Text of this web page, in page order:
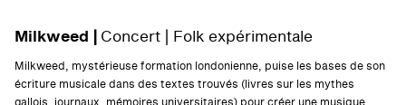
Milkweed |Concert | Folk expérimentale
Milkweed, mystérieuse formation londonienne, puise les bases de son
écriture musicale dans des textes trouvés (livres sur les mythes